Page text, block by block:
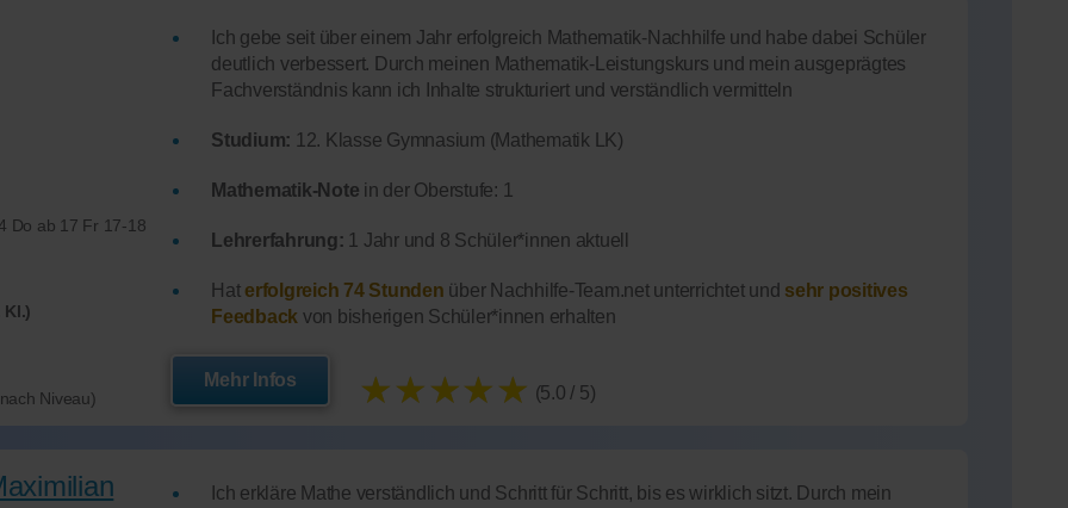
Ich gebe seit über einem Jahr erfolgreich Mathematik-Nachhilfe und habe dabei Schüler
deutlich verbessert. Durch meinen Mathematik-Leistungskurs und mein ausgeprägtes
Fachverständnis kann ich Inhalte strukturiert und verständlich vermitteln
Studium: 12. Klasse Gymnasium (Mathematik LK)
Mathematik-Note in der Oberstufe: 1
Lehrerfahrung: 1 Jahr und 8 Schüler*innen aktuell
Hat erfolgreich 74 Stunden über Nachhilfe-Team.net unterrichtet und sehr positives
Feedback von bisherigen Schüler*innen erhalten
Mehr Infos ★★★★★ (5.0 / 5)
Do ab 17 Fr 17-18
Kl.)
Niveau)
Ich erkläre Mathe verständlich und Schritt für Schritt, bis es wirklich sitzt. Durch mein